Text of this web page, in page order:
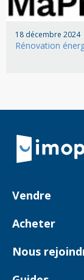
18 décembre 2024
Rénovation
Retour à la
Vendre
Comment ça
Acheter
Biens en
Nous
Devenir